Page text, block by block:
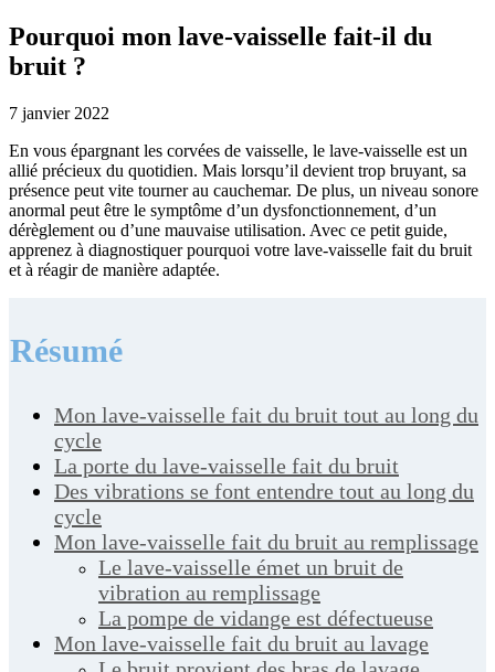
Pourquoi mon lave-vaisselle fait-il du
bruit ?
7 janvier 2022
En vous épargnant les corvées de vaisselle, le lave-vaisselle est un
allié précieux du quotidien. Mais lorsqu’il devient trop bruyant, sa
présence peut vite tourner au cauchemar. De plus, un niveau sonore
anormal peut être le symptôme d’un dysfonctionnement, d’un
dérèglement ou d’une mauvaise utilisation. Avec ce petit guide,
apprenez à diagnostiquer pourquoi votre lave-vaisselle fait du bruit
et à réagir de manière adaptée.
Résumé
Mon lave-vaisselle fait du bruit tout au long du
cycle
La porte du lave-vaisselle fait du bruit
Des vibrations se font entendre tout au long du
cycle
Mon lave-vaisselle fait du bruit au remplissage
Le lave-vaisselle émet un bruit de
vibration au remplissage
La pompe de vidange est défectueuse
Mon lave-vaisselle fait du bruit au lavage